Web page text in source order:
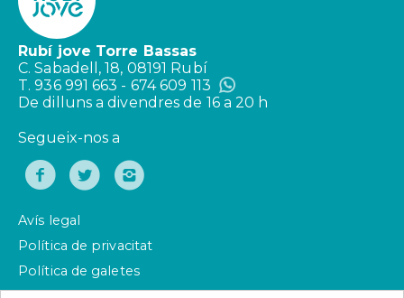
Rubí jove Torre Bassas
C. Sabadell, 18, 08191 Rubí
T. 936 991 663 - 674 609 113
De dilluns a divendres de 16 a 20 h
Segueix-nos a
Avís legal
Política de privacitat
Política de galetes